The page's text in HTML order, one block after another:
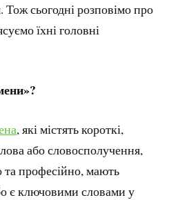
сьогодні розповімо про
їхні головні
»?
, які містять короткі,
або словосполучення,
професійно, мають
є ключовими словами у